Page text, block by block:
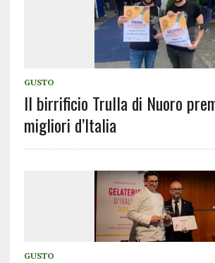
GUSTO
Il birrificio Trulla di Nuoro
migliori d’Italia
GUSTO